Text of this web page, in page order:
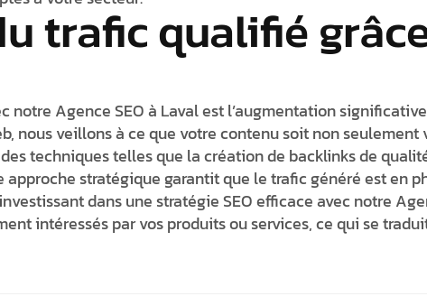
trafic qualifié
notre Agence SEO à Laval est l’augmentation
nous veillons à ce que votre contenu soit non
techniques telles que la création de backlinks de
approche stratégique garantit que le trafic généré est en
dans une stratégie SEO efficace avec notre
intéressés par vos produits ou services, ce qui se